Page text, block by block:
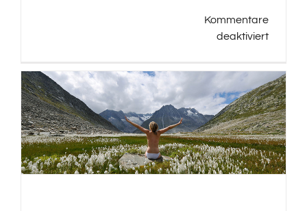
Kommentare
deaktiviertfür
2024